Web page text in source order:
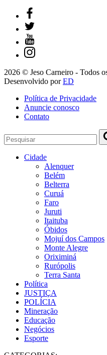
2026 © Jeso Carneiro - Todos
Desenvolvido porED
Política de Privacidade
Anuncie conosco
Contato
Cidade
Alenquer
Belém
Belterra
Curuá
Faro
Juruti
Itaituba
Óbidos
Mojuí dos Campos
Monte Alegre
Oriximiná
Rurópolis
Terra Santa
Política
JUSTIÇA
POLÍCIA
Mineração
Educação
Negócios
Esporte